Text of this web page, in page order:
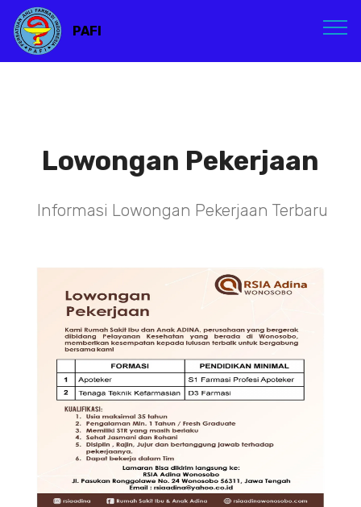
PAFI
Lowongan Pekerjaan
Informasi Lowongan Pekerjaan Terbaru
TENAGA TEKNIS
KEFARMASIAN DI RSIA ADINA
WONOSOBO
DIBUTUHKAN SEGERA TENAGA TEKNIS
KEFARMASIAN DI RUMAH SAKIT IBU
DAN ANAK ADINA WONOSOBO
SYARAT DAN KETENTUAN LIHAT
BROSUR